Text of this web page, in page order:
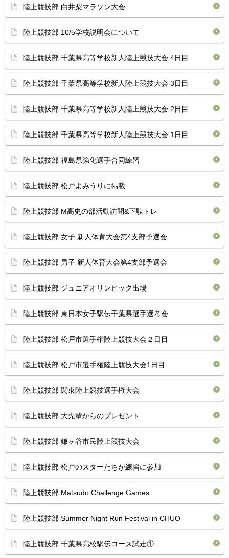
陸上競技部 白井梨マラソン大会
陸上競技部 10/5学校説明会について
陸上競技部 千葉県高等学校新人陸上競技大会 4日目
陸上競技部 千葉県高等学校新人陸上競技大会 3日目
陸上競技部 千葉県高等学校新人陸上競技大会 2日目
陸上競技部 千葉県高等学校新人陸上競技大会 1日目
陸上競技部 福島県強化選手合同練習
陸上競技部 松戸よみうりに掲載
陸上競技部 M高史の部活動訪問&下駄トレ
陸上競技部 女子 新人体育大会第4支部予選会
陸上競技部 男子 新人体育大会第4支部予選会
陸上競技部 ジュニアオリンピック出場
陸上競技部 東日本女子駅伝千葉県選手選考会
陸上競技部 松戸市選手権陸上競技大会２日目
陸上競技部 松戸市選手権陸上競技大会1日目
陸上競技部 関東陸上競技選手権大会
陸上競技部 大先輩からのプレゼント
陸上競技部 鎌ヶ谷市民陸上競技大会
陸上競技部 松戸のスターたちが練習に参加
陸上競技部 Matsudo Challenge Games
陸上競技部 Summer Night Run Festival in CHUO
陸上競技部 千葉県高校駅伝コース試走①